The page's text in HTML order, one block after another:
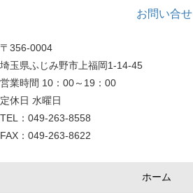
お問い合せ
〒356-0004
埼玉県ふじみ野市上福岡1-14-45
営業時間 10：00～19：00
定休日 水曜日
TEL：049-263-8558
FAX：049-263-8622
ホーム